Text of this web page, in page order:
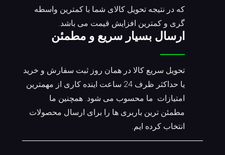
که در نتیجه تحویل کالای شما با کمترین واسطه
گری و کمترین افزایش قیمت می باشد.
ارسال بسیار سریع و مطمئن
تحویل سریع کالا در همان روز ثبت سفارش و خرید
یا حداکثر ظرف 24 ساعت اینده کاری از مهمترین
امتیازات ما محسوب می شود. همچنین ما
مطمئن ترین باربری ها را برای ارسال محصولات
انتخاب کرده ایم.